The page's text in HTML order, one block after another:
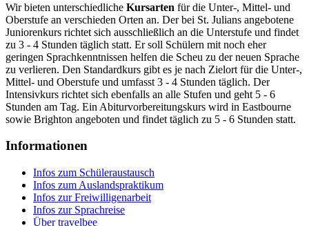
Wir bieten unterschiedliche Kursarten für die Unter-, Mittel- und
Oberstufe an verschieden Orten an. Der bei St. Julians angebotene
Juniorenkurs richtet sich ausschließlich an die Unterstufe und findet
zu 3 - 4 Stunden täglich statt. Er soll Schülern mit noch eher
geringen Sprachkenntnissen helfen die Scheu zu der neuen Sprache
zu verlieren. Den Standardkurs gibt es je nach Zielort für die Unter-,
Mittel- und Oberstufe und umfasst 3 - 4 Stunden täglich. Der
Intensivkurs richtet sich ebenfalls an alle Stufen und geht 5 - 6
Stunden am Tag. Ein Abiturvorbereitungskurs wird in Eastbourne
sowie Brighton angeboten und findet täglich zu 5 - 6 Stunden statt.
Informationen
Infos zum Schüleraustausch
Infos zum Auslandspraktikum
Infos zur Freiwilligenarbeit
Infos zur Sprachreise
Über travelbee